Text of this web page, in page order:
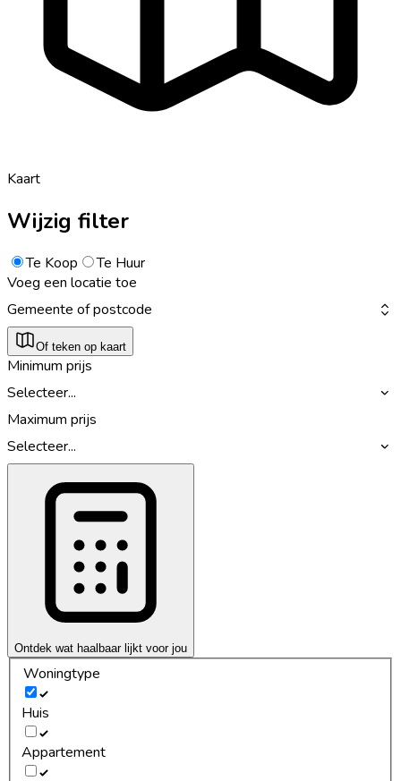
Kaart
Wijzig filter
Te Koop
Te Huur
Voeg een locatie toe
Gemeente of postcode
Of teken op kaart
Minimum prijs
Selecteer...
Maximum prijs
Selecteer...
Ontdek wat haalbaar lijkt voor jou
Woningtype
Huis
Appartement